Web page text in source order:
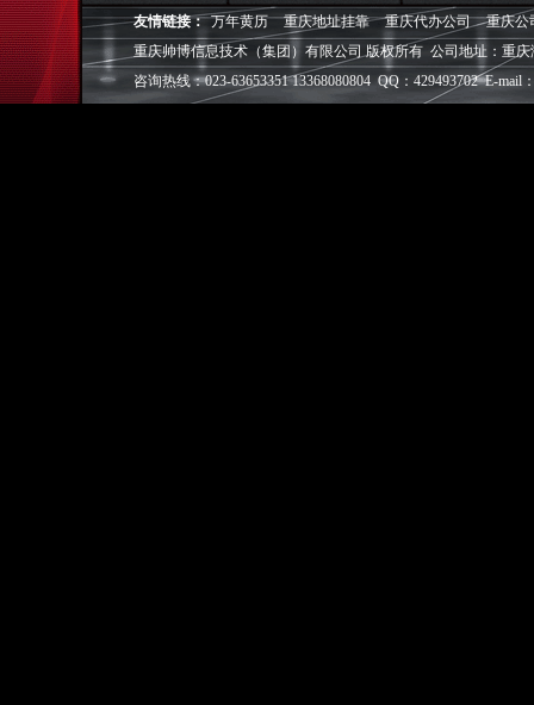
友情链接： 万年黄历 重庆地址挂靠 重庆代办公司
重庆公
重庆帅博信息技术（集团）有限公司 版权所有 公司地址：重
咨询热线：023-63653351 13368080804 QQ：429493702 E-mail